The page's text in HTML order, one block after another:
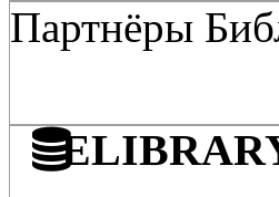
Партнёры